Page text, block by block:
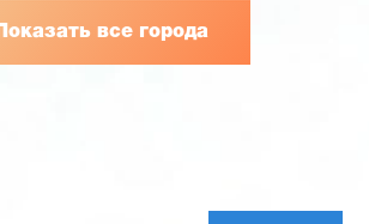
Показать все города